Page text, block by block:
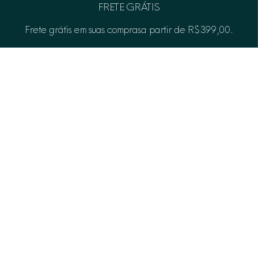
FRETE GRÁTIS
Frete grátis em suas comprasa partir de R$399,00.